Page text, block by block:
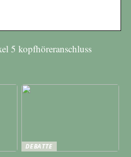
5 kopfhöreranschluss
DEBATTE